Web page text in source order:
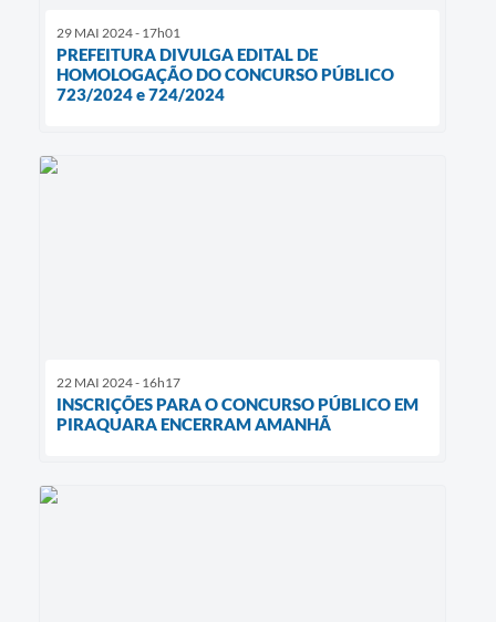
29 MAI 2024 - 17h01
PREFEITURA DIVULGA EDITAL DE
HOMOLOGAÇÃO DO CONCURSO PÚBLICO
723/2024 e 724/2024
22 MAI 2024 - 16h17
INSCRIÇÕES PARA O CONCURSO PÚBLICO EM
PIRAQUARA ENCERRAM AMANHÃ